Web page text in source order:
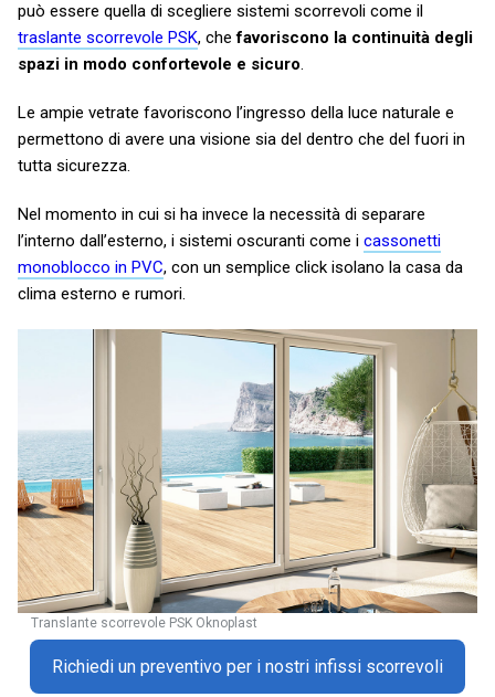
può essere quella di scegliere sistemi scorrevoli come il
traslante scorrevole PSK, chefavoriscono la continuità degli
spazi in modo confortevole e sicuro.
Le ampie vetrate favoriscono l’ingresso della luce naturale e
permettono di avere una visione sia del dentro che del fuori in
tutta sicurezza.
Nel momento in cui si ha invece la necessità di separare
l’interno dall’esterno, i sistemi oscuranti come i cassonetti
monoblocco in PVC, con un semplice click isolano la casa da
clima esterno e rumori.
Translante scorrevole PSK Oknoplast
Richiedi un preventivo per i nostri infissi scorrevoli